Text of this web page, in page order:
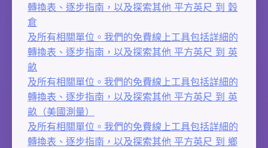
轉換表、逐步指南，以及探索其他 平方英尺 到 穀
倉
及所有相關單位。我們的免費線上工具包括詳細的
轉換表、逐步指南，以及探索其他 平方英尺 到 英
畝
及所有相關單位。我們的免費線上工具包括詳細的
轉換表、逐步指南，以及探索其他 平方英尺 到 英
畝（美國測量）
及所有相關單位。我們的免費線上工具包括詳細的
轉換表、逐步指南，以及探索其他 平方英尺 到 鄉